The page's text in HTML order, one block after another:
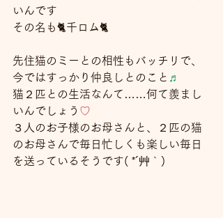
いんです
その名も🐈千ロム🐈
先住猫のミーとの相性もバッチリで、
今ではすっかり仲良しとのこと ♬
猫２匹との生活なんて……何て羨まし
いんでしょう ♡
３人のお子様のお母さんと、２匹の猫
のお母さんで毎日忙しくも楽しい毎日
を送っているそうです( *´艸｀)